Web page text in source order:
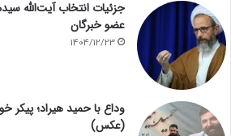
جزئیات انتخاب آیت‌الله
عضو خبرگان
1404/12/23
وداع با حمید هیراد؛ پیکر
(عکس)